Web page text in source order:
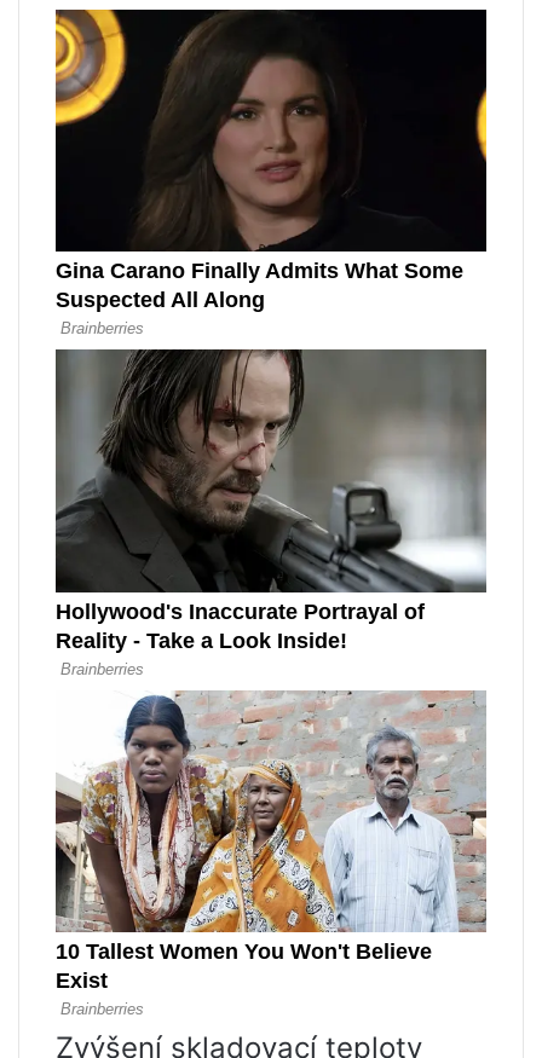
Zvýšení skladovací teploty